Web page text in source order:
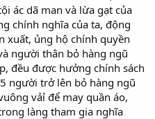
ác dã man và lừa gạt của
chính nghĩa của ta, động
xuất, ủng hộ chính quyền
người thân bỏ hàng ngũ
đều được hưởng chính sách
người trở lên bỏ hàng ngũ
vảỉ để may quần áo,
làng tham gia nghĩa